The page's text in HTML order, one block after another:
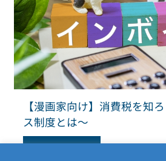
【漫画家向け】消費税を知
ス制度とは～